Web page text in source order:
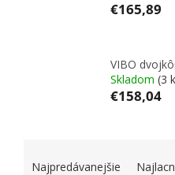
€165,89
VIBO
Skladom (3
€158,04
Najpredávanejšie